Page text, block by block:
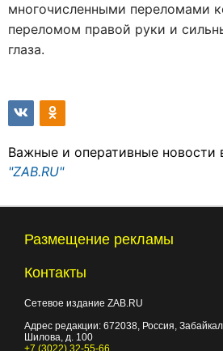
многочисленными переломами
переломом правой руки и
глаза.
Важные и оперативные новости
"ZAB.RU"
Размещение рекламы
Контакты
Сетевое издание ZAB.RU
Адрес редакции: 672038, Россия,
Шилова, д. 100
+7 (3022) 32-55-66